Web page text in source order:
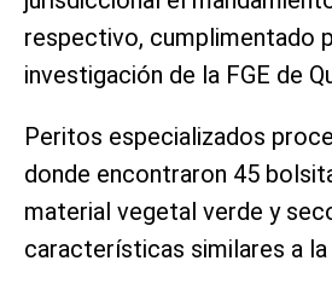
respectivo, cumplimentado
investigación de la FGE de
Peritos especializados
donde encontraron 45
material vegetal verde y
características similares a la